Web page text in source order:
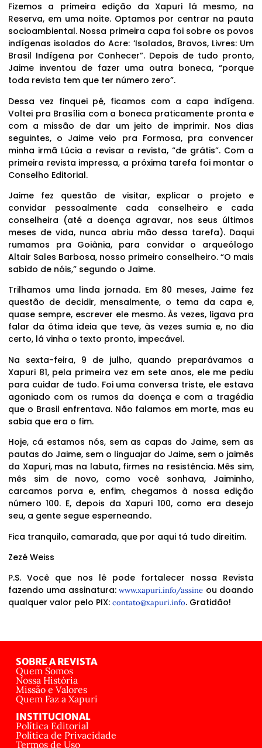
Fizemos a primeira edição da Xapuri lá mesmo, na
Reserva, em uma noite. Optamos por centrar na pauta
socioambiental. Nossa primeira capa foi sobre os povos
indígenas isolados do Acre: ‘Isolados, Bravos, Livres: Um
Brasil Indígena por Conhecer”. Depois de tudo pronto,
Jaime inventou de fazer uma outra boneca, “porque
toda revista tem que ter número zero”.
Dessa vez finquei pé, ficamos com a capa indígena.
Voltei pra Brasília com a boneca praticamente pronta e
com a missão de dar um jeito de imprimir. Nos dias
seguintes, o Jaime veio pra Formosa, pra convencer
minha irmã Lúcia a revisar a revista, “de grátis”. Com a
primeira revista impressa, a próxima tarefa foi montar o
Conselho Editorial.
Jaime fez questão de visitar, explicar o projeto e
convidar pessoalmente cada conselheiro e cada
conselheira (até a doença agravar, nos seus últimos
meses de vida, nunca abriu mão dessa tarefa). Daqui
rumamos pra Goiânia, para convidar o arqueólogo
Altair Sales Barbosa, nosso primeiro conselheiro. “O mais
sabido de nóis,” segundo o Jaime.
Trilhamos uma linda jornada. Em 80 meses, Jaime fez
questão de decidir, mensalmente, o tema da capa e,
quase sempre, escrever ele mesmo. Às vezes, ligava pra
falar da ótima ideia que teve, às vezes sumia e, no dia
certo, lá vinha o texto pronto, impecável.
Na sexta-feira, 9 de julho, quando preparávamos a
Xapuri 81, pela primeira vez em sete anos, ele me pediu
para cuidar de tudo. Foi uma conversa triste, ele estava
agoniado com os rumos da doença e com a tragédia
que o Brasil enfrentava. Não falamos em morte, mas eu
sabia que era o fim.
Hoje, cá estamos nós, sem as capas do Jaime, sem as
pautas do Jaime, sem o linguajar do Jaime, sem o jaimês
da Xapuri, mas na labuta, firmes na resistência. Mês sim,
mês sim de novo, como você sonhava, Jaiminho,
carcamos porva e, enfim, chegamos à nossa edição
número 100. E, depois da Xapuri 100, como era desejo
seu, a gente segue esperneando.
Fica tranquilo, camarada, que por aqui tá tudo direitim.
Zezé Weiss
P.S. Você que nos lê pode fortalecer nossa Revista
fazendo uma assinatura:www.xapuri.info/assine ou doando
qualquer valor pelo PIX: contato@xapuri.info. Gratidão!
SOBRE A REVISTA
Quem Somos
Nossa História
Missão e Valores
Quem Faz a Xapuri
INSTITUCIONAL
Política Editorial
Política de Privacidade
Termos de Uso